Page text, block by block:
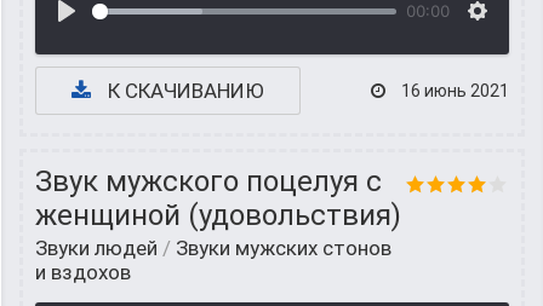
00:00
К СКАЧИВАНИЮ 16 июнь 2021
Звук мужского поцелуя с
женщиной (удовольствия)
Звуки людей / Звуки мужских стонов
и вздохов